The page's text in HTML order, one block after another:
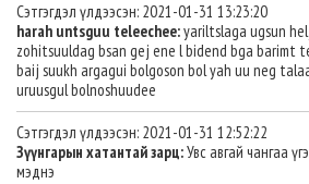
Сэтгэгдэл үлдээсэн: 2021-01-31 13:23:20
harah untsguu teleechee:yariltslaga ugsun
zohitsuuldag bsan gej ene l bidend bga barimt
baij suukh argagui bolgoson bol yah uu neg
uruusgul bolnoshuudee
Сэтгэгдэл үлдээсэн: 2021-01-31 12:52:22
Зүүнгарын хатантай зарц:Увс авгай чангаа
мэднэ